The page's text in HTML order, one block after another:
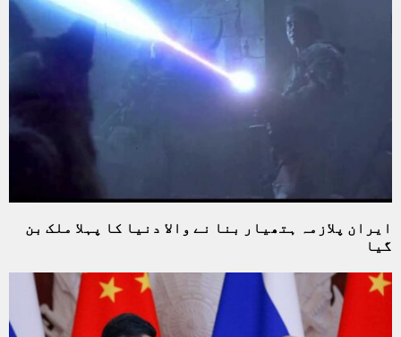
ایران پلازمہ ہتھیار بنا نے والا دنیا کا پہلا ملک بن
گیا